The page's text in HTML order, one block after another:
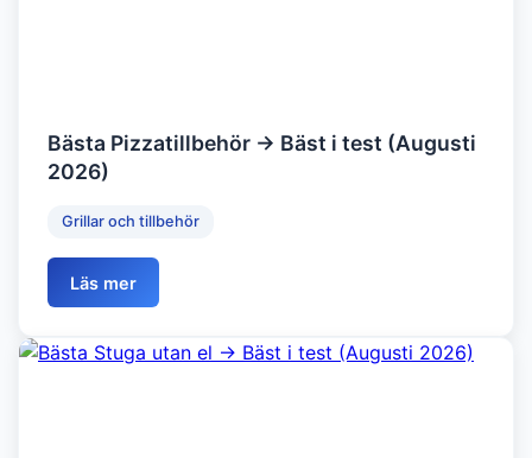
Bästa Pizzatillbehör → Bäst i test (Augusti
2026)
Grillar och tillbehör
Läs mer